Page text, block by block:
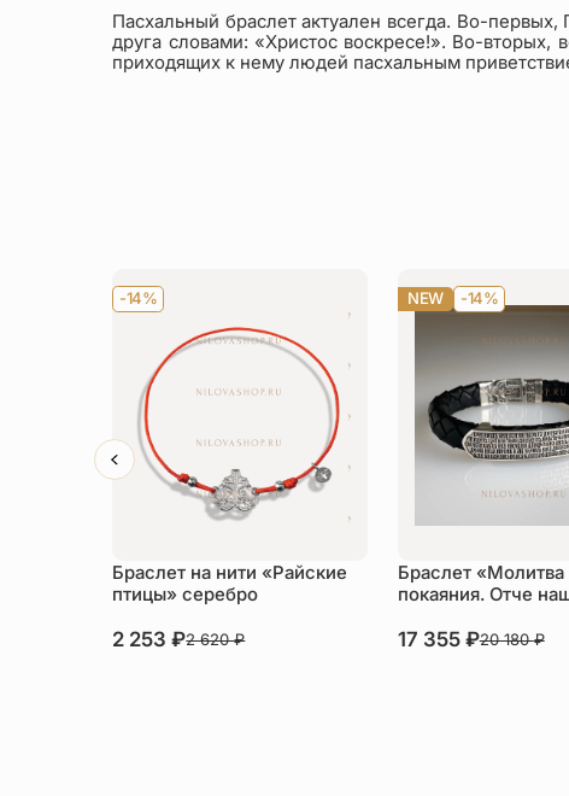
Пасхальный браслет актуален всегда. Во-
друга словами: «Христос воскресе!». Во-
приходящих к нему людей пасхальным
-14%
Браслет на нити «Райские
птицы» серебро
2 253₽2 620₽
NEW -14%
Браслет «Молитва
покаяния. Отче
17 355 ₽20 180₽